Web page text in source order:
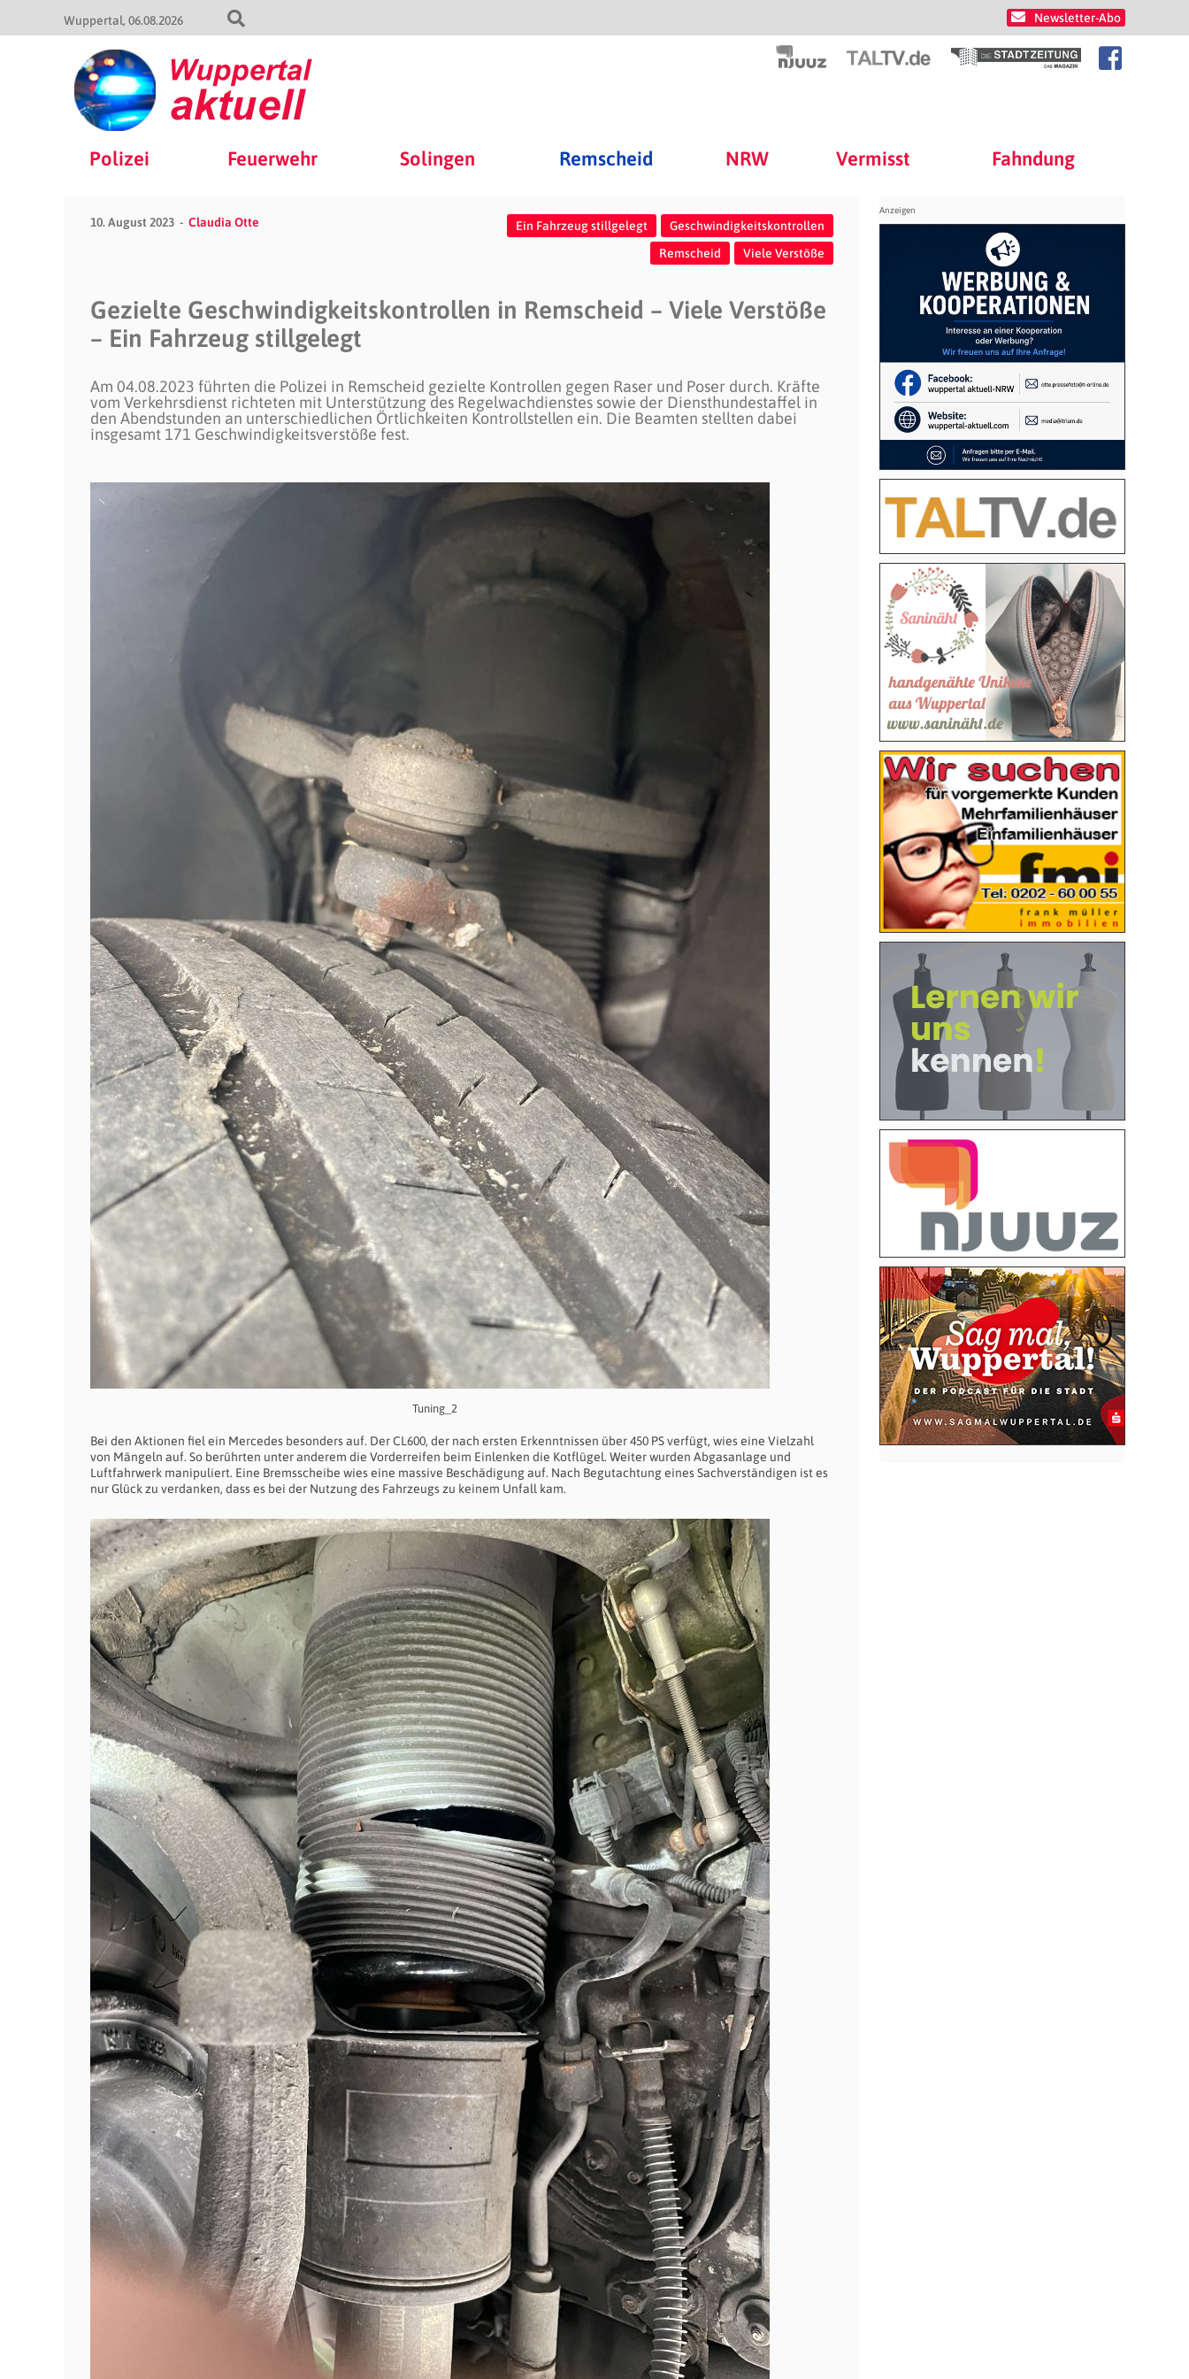
Wuppertal 06.08.2026 Newsletter-Abo
Polizei Feuerwehr Solingen Remscheid NRW Vermisst Fahndung
10. August 2023 Claudia Otte Ein Fahrzeug stillgelegt
Geschwindigkeitskontrollen
Remscheid
Viele Verstöße
Gezielte Geschwindigkeitskontrollen in Remscheid – Viele Verstöße
– Ein Fahrzeug stillgelegt
Am 04.08.2023 führten die Polizei in Remscheid gezielte Kontrollen gegen Raser und Poser durch. Kräfte
vom Verkehrsdienst richteten mit Unterstützung des Regelwachdienstes sowie der Diensthundestaffel in
den Abendstunden an unterschiedlichen Örtlichkeiten Kontrollstellen ein. Die Beamten stellten dabei
insgesamt 171 Geschwindigkeitsverstöße fest.
Tuning_2
Bei den Aktionen fiel ein Mercedes besonders auf. Der CL600, der nach ersten Erkenntnissen über 450 PS verfügt, wies eine Vielzahl
von Mängeln auf. So berührten unter anderem die Vorderreifen beim Einlenken die Kotflügel. Weiter wurden Abgasanlage und
Luftfahrwerk manipuliert. Eine Bremsscheibe wies eine massive Beschädigung auf. Nach Begutachtung eines Sachverständigen ist es
nur Glück zu verdanken, dass es bei der Nutzung des Fahrzeugs zu keinem Unfall kam.